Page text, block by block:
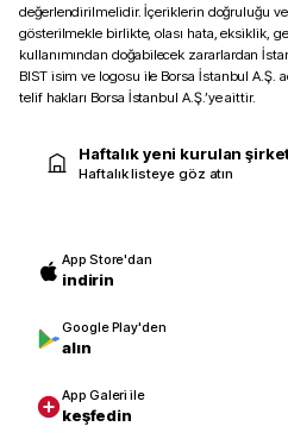
değerlendirilmelidir. İçeriklerin doğruluğu
gösterilmekle birlikte, olası hata, eksiklik,
kullanımından doğabilecek zararlardan
BIST isim ve logosu ile Borsa İstanbul A.Ş.
telif hakları Borsa İstanbul A.Ş.’ye aittir.
Haftalık yeni kurulan
Haftalık listeye göz atın
App Store'dan
indirin
Google Play'den
alın
App Galeri ile
keşfedin